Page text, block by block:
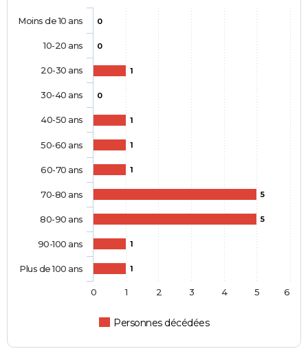
0
0
1
0
1
1
1
5
5
1
1
Personnes décédées
Moins de 10 ans
10-20 ans
20-30 ans
30-40 ans
40-50 ans
50-60 ans
60-70 ans
70-80 ans
80-90 ans
90-100 ans
Plus de 100 ans
0 1 2 3 4 5 6